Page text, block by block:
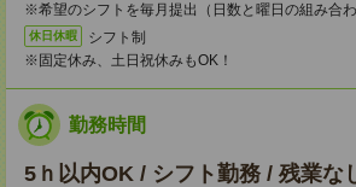
※希望のシフトを毎月提出（日数と曜日の組み合わ
休日休暇
シフト制
※固定休み、土日祝休みもOK！
勤務時間
5ｈ以内OK / シフト勤務 / 残業な